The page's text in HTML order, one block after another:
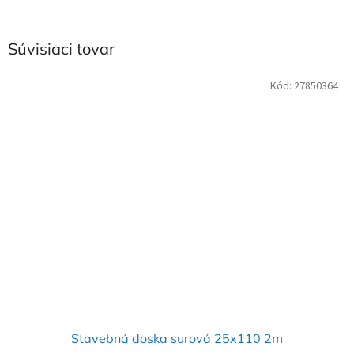
Súvisiaci tovar
Stavebná doska surová 25x110 2m
Kód: 27850364